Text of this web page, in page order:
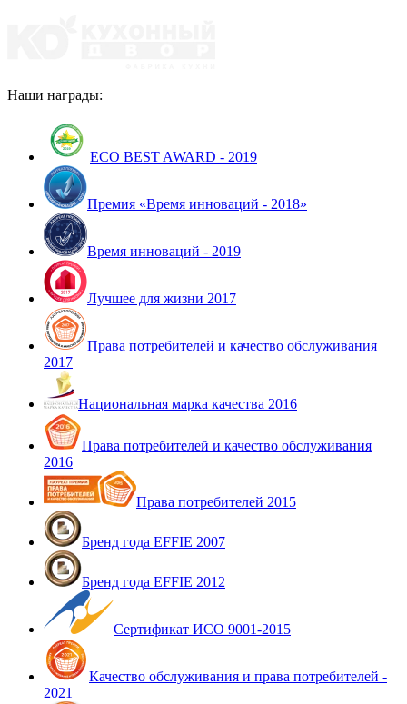
Наши награды:
ECO BEST AWARD - 2019
Премия «Время инноваций - 2018»
Время инноваций - 2019
Лучшее для жизни 2017
Права потребителей и качество обслуживания
2017
Национальная марка качества 2016
Права потребителей и качество обслуживания
2016
Права потребителей 2015
Бренд года EFFIE 2007
Бренд года EFFIE 2012
Сертификат ИСО 9001-2015
Качество обслуживания и права потребителей -
2021